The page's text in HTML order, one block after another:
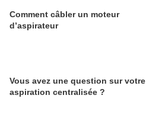
Comment câbler un moteur
d’aspirateur
Vous avez une question sur votre
aspiration centralisée ?